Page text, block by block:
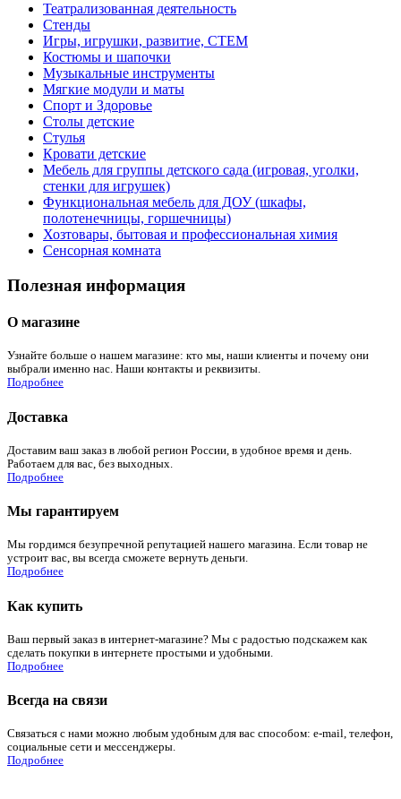
Театрализованная деятельность
Стенды
Игры, игрушки, развитие, СТЕМ
Костюмы и шапочки
Музыкальные инструменты
Мягкие модули и маты
Спорт и Здоровье
Столы детские
Стулья
Кровати детские
Мебель для группы детского сада (игровая, уголки,
стенки для игрушек)
Функциональная мебель для ДОУ (шкафы,
полотенечницы, горшечницы)
Хозтовары, бытовая и профессиональная химия
Сенсорная комната
Полезная информация
О магазине
Узнайте больше о нашем магазине: кто мы, наши клиенты и почему они
выбрали именно нас. Наши контакты и реквизиты.
Подробнее
Доставка
Доставим ваш заказ в любой регион России, в удобное время и день.
Работаем для вас, без выходных.
Подробнее
Мы гарантируем
Мы гордимся безупречной репутацией нашего магазина. Если товар не
устроит вас, вы всегда сможете вернуть деньги.
Подробнее
Как купить
Ваш первый заказ в интернет-магазине? Мы с радостью подскажем как
сделать покупки в интернете простыми и удобными.
Подробнее
Всегда на связи
Связаться с нами можно любым удобным для вас способом: e-mail, телефон,
социальные сети и мессенджеры.
Подробнее